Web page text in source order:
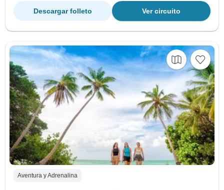
Ver circuito
Descargar folleto
Aventura y Adrenalina